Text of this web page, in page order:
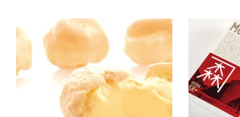
休 業 期 間：12月28日（木）～
（木）、5日（金）より再開します
●店舗●
年末最終営業日：12月31日（土）ケ
終了（15時頃）